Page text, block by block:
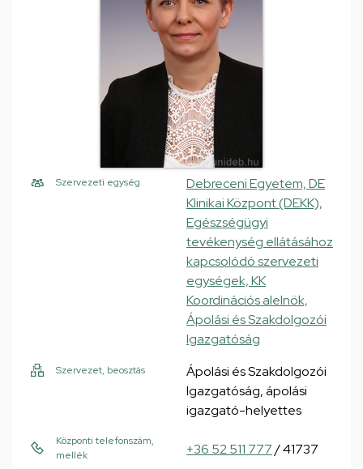
Szervezeti egység
Debreceni Egyetem, DE
Klinikai Központ (DEKK),
Egészségügyi
tevékenység ellátásához
kapcsolódó szervezeti
egységek, KK
Koordinációs alelnök,
Ápolási és Szakdolgozói
Igazgatóság
Szervezet, beosztás
Ápolási és Szakdolgozói
Igazgatóság, ápolási
igazgató-helyettes
Központi telefonszám,
mellék
+36 52 511 777/ 41737